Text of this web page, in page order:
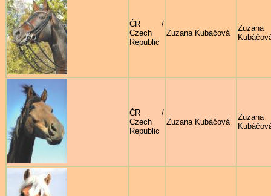
ČR /
Czech
Republic
Zuzana Kubáčová
Zuzana
ČR /
Czech
Republic
Zuzana Kubáčová
Zuzana